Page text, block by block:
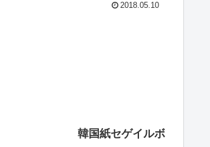
2018.05.10
韓国紙セゲイルボ